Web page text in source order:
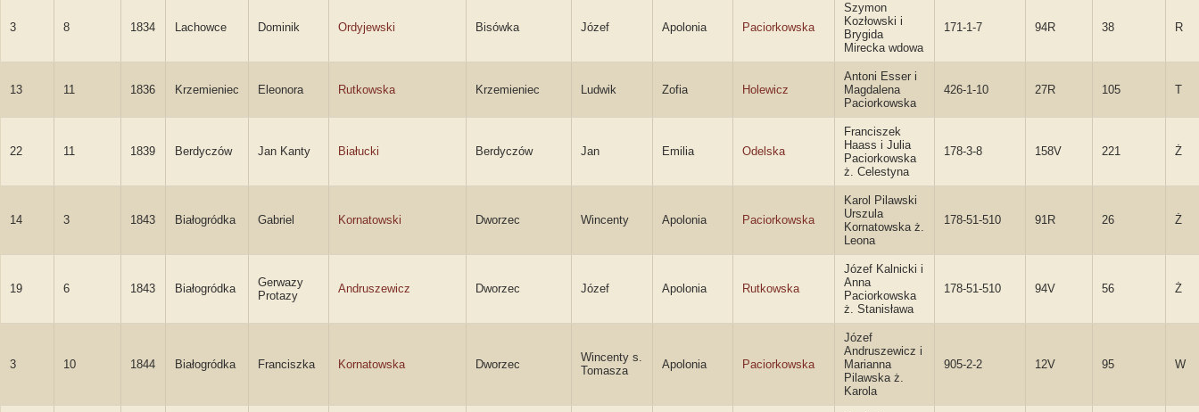
3 8 1834 Lachowce Dominik Ordyjewski Bisówka Józef Apolonia Paciorkowska
Szymon
Kozłowski i
Brygida
Mirecka wdowa
171-1-7 94R 38 R
13 11 1836 Krzemieniec Eleonora Rutkowska Krzemieniec Ludwik Zofia Holewicz
Antoni Esser i
Magdalena
Paciorkowska
426-1-10 27R 105 T
22 11 1839 Berdyczów Jan Kanty Białucki Berdyczów Jan Emilia Odelska
Franciszek
Haass i Julia
Paciorkowska
ż. Celestyna
178-3-8 158V 221 Ż
14 3 1843 Białogródka Gabriel Kornatowski Dworzec Wincenty Apolonia Paciorkowska
Karol Pilawski
Urszula
Kornatowska ż.
Leona
178-51-510 91R 26 Ż
19 6 1843 Białogródka
Gerwazy
Protazy
Andruszewicz Dworzec Józef Apolonia Rutkowska
Józef Kalnicki i
Anna
Paciorkowska
ż. Stanisława
178-51-510 94V 56 Ż
3 10 1844 Białogródka Franciszka Kornatowska Dworzec
Wincenty s.
Tomasza
Apolonia Paciorkowska
Józef
Andruszewicz i
Marianna
Pilawska ż.
Karola
905-2-2 12V 95 W